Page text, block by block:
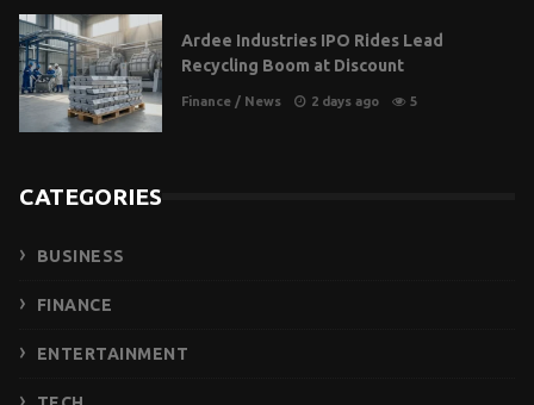
Ardee Industries IPO Rides Lead
Recycling Boom at Discount
Finance / News 2 days ago 5
CATEGORIES
BUSINESS
FINANCE
ENTERTAINMENT